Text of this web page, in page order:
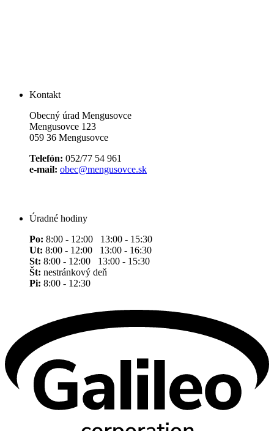
Kontakt
Obecný úrad Mengusovce
Mengusovce 123
059 36 Mengusovce
Telefón: 052/77 54 961
e-mail: obec@mengusovce.sk
Úradné hodiny
Po: 8:00 - 12:00 13:00 - 15:30
Ut: 8:00 - 12:00 13:00 - 16:30
St: 8:00 - 12:00 13:00 - 15:30
Št: nestránkový deň
Pi: 8:00 - 12:30